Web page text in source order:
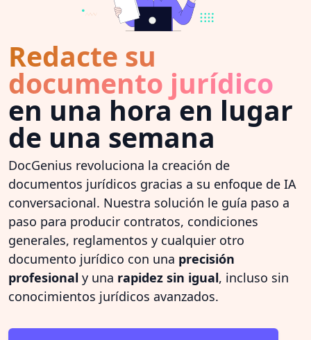
Redacte su
documento jurídico
en una hora en lugar
de una semana
DocGenius revoluciona la creación de
documentos jurídicos gracias a su enfoque de IA
conversacional. Nuestra solución le guía paso a
paso para producir contratos, condiciones
generales, reglamentos y cualquier otro
documento jurídico con una precisión
profesional y una rapidez sin igual, incluso sin
conocimientos jurídicos avanzados.